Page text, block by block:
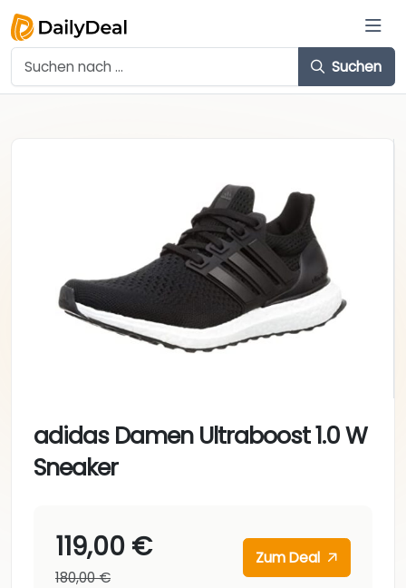
Suchen
adidas Damen Ultraboost 1.0 W
Sneaker
119,00 €
180,00 €
Zum Deal